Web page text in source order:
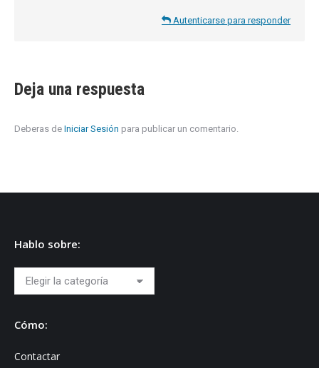
Autenticarse para responder
Deja una respuesta
Deberas de Iniciar Sesión para publicar un comentario.
Hablo sobre:
Hablo
sobre:
Cómo:
Contactar